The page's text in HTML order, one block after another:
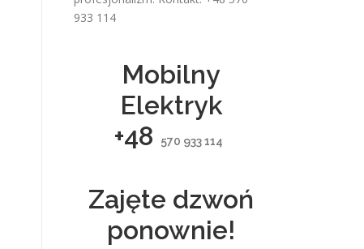
933 114
Mobilny
Elektryk
+48
570 933 114
Zajęte dzwoń
ponownie!